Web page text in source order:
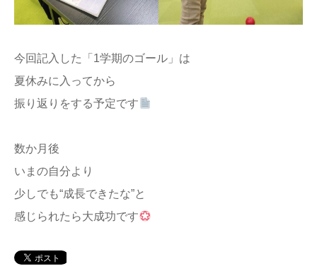
今回記入した「1学期のゴール」は
夏休みに入ってから
振り返りをする予定です
数か月後
いまの自分より
少しでも“成長できたな”と
感じられたら大成功です